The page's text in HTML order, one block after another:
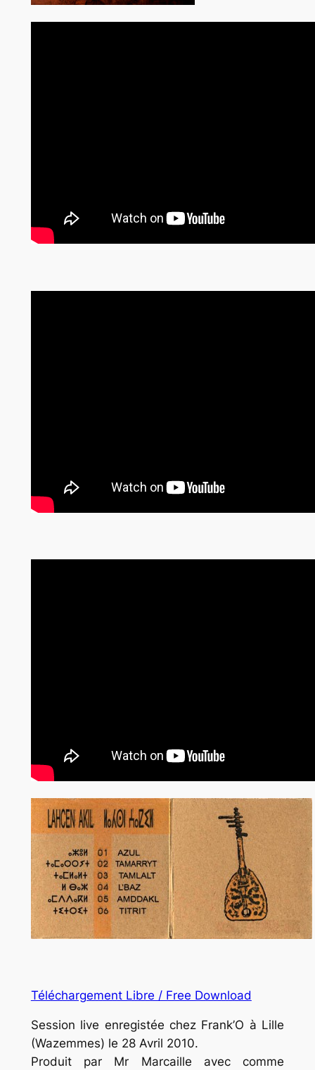
Téléchargement Libre / Free Download
Session live enregistée chez Frank’O à Lille
(Wazemmes) le 28 Avril 2010.
Produit par Mr Marcaille avec comme